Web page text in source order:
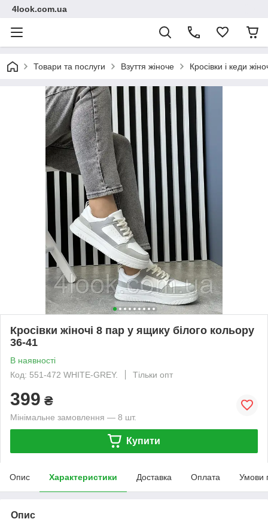
4look.com.ua
Товари та послуги Взуття жіноче Кросівки і кеди
Кросівки жіночі 8 пар у ящику білого кольору
36-41
В наявності
Код: 551-472 WHITE-GREY.
Тільки опт
399 ₴
Мінімальне замовлення — 8 шт.
Купити
Опис Характеристики Доставка Оплата Умови
Опис